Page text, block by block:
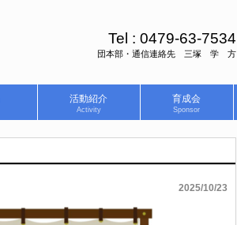
Tel : 0479-63-7534
団本部・通信連絡先 三塚 学 方
活動紹介
Activity
育成会
Sponsor
2025/10/23